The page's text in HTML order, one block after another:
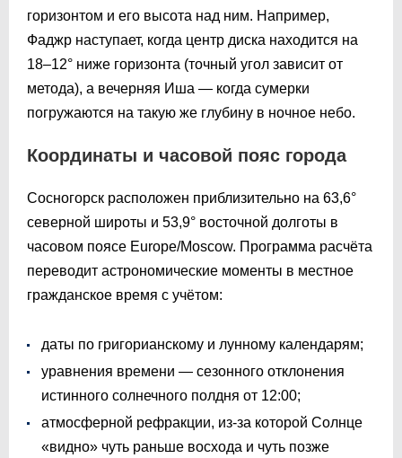
горизонтом и его высота над ним. Например,
Фаджр наступает, когда центр диска находится на
18–12° ниже горизонта (точный угол зависит от
метода), а вечерняя Иша — когда сумерки
погружаются на такую же глубину в ночное небо.
Координаты и часовой пояс города
Сосногорск расположен приблизительно на 63,6°
северной широты и 53,9° восточной долготы в
часовом поясе Europe/Moscow. Программа расчёта
переводит астрономические моменты в местное
гражданское время с учётом:
даты по григорианскому и лунному календарям;
уравнения времени — сезонного отклонения
истинного солнечного полдня от 12:00;
атмосферной рефракции, из-за которой Солнце
«видно» чуть раньше восхода и чуть позже